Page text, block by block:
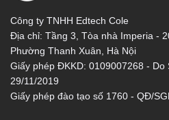
Công ty TNHH Edtech Cole
Địa chỉ: Tầng 3, Tòa nhà Imperia -
Phường Thanh Xuân, Hà Nội
Giấy phép ĐKKD: 0109007268 - Do
29/11/2019
Giấy phép đào tạo số 1760 - QĐ/